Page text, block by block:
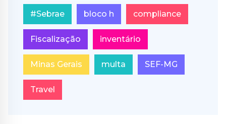
#Sebrae bloco h compliance
Fiscalização inventário
Minas Gerais multa SEF-MG
Travel